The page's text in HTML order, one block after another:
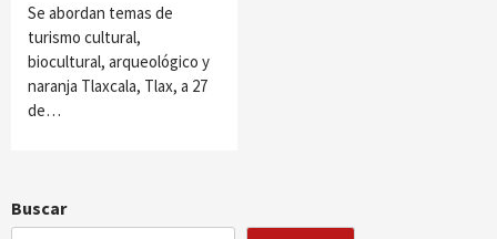
Se abordan temas de
turismo cultural,
biocultural, arqueológico y
naranja Tlaxcala, Tlax, a 27
de…
Buscar